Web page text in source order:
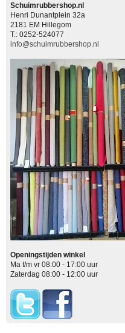
Schuimrubbershop.nl
Henri Dunantplein 32a
2181 EM Hillegom
T.: 0252-524077
info@schuimrubbershop.nl
Openingstijden winkel
Ma t/m vr 08:00 - 17:00 uur
Zaterdag 08:00 - 12:00 uur